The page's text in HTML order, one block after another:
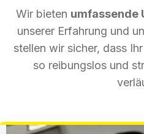
Wir bieten umfassende
unserer Erfahrung und
stellen wir sicher, dass
so reibungslos und